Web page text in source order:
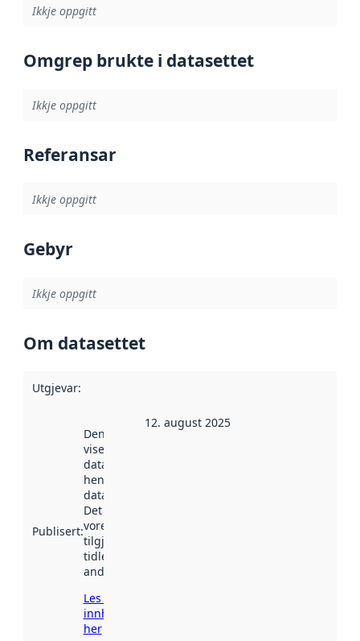
Ikkje oppgitt
Omgrep brukte i datasettet
Ikkje oppgitt
Referansar
Ikkje oppgitt
Gebyr
Ikkje oppgitt
Om datasettet
Utgjevar:
Publisert:
Denne datoen
viser når
datasettet vart
henta inn av
data.norge.no.
Det kan ha
vore
tilgjengeleg
tidlegare
andre stader.
Les meir om
innhenting
her
12. august 2025